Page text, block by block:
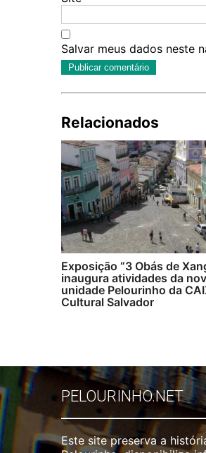
Salvar meus dados neste
Relacionados
Exposição “3 Obás de
inaugura atividades da
unidade Pelourinho da
Cultural Salvador
PELOURINHO.NET
Este site preserva a